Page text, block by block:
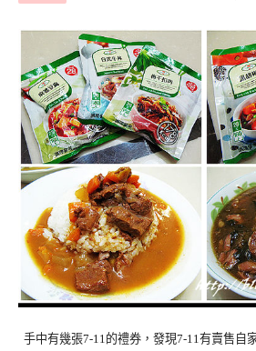
手中有幾張7-11的禮券，發現7-11有賣售自